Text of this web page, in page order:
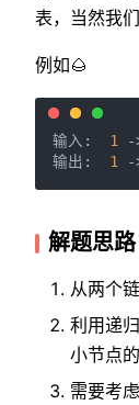
表，当然我
例如🌰
输入: 1 -
输出: 1 -
解题思路
从两个
利用递
小节点的
需要考